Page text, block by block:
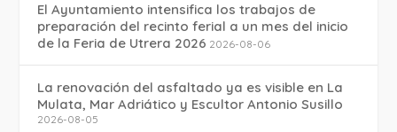
El Ayuntamiento intensifica los trabajos de
preparación del recinto ferial a un mes del inicio
de la Feria de Utrera 2026 2026-08-06
La renovación del asfaltado ya es visible en La
Mulata, Mar Adriático y Escultor Antonio Susillo
2026-08-05